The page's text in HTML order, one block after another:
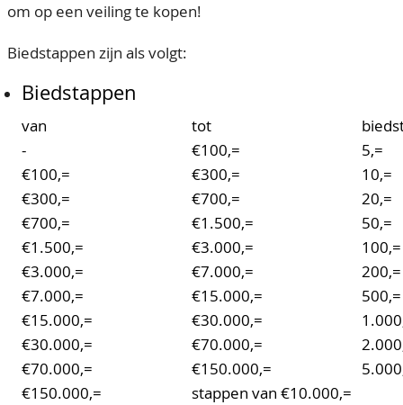
om op een veiling te kopen!
Biedstappen zijn als volgt:
Biedstappen
van tot
-
€100,=
5,=
€100,=
€300,=
10,=
€300,=
€700,=
20,=
€700,=
€1.500,=
50,=
€1.500,=
€3.000,=
100,=
€3.000,=
€7.000,=
200,=
€7.000,=
€15.000,=
500,=
€15.000,=
€30.000,=
€30.000,=
€70.000,=
€70.000,=
€150.000,=
€150.000,=
stappen van €10.000,=